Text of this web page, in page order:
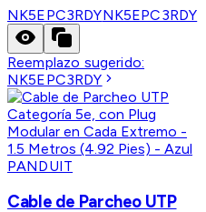
NK5EPC3RDYNK5EPC3RDY
Reemplazo sugerido:
NK5EPC3RDY
PANDUIT
Cable de Parcheo UTP